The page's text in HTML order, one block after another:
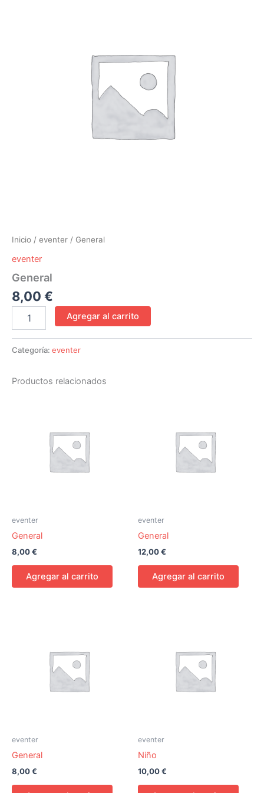
Inicio / eventer / General
eventer
General
8,00 €
Agregar al carrito
Categoría: eventer
Productos relacionados
eventer
General
8,00€
Agregar al carrito
eventer
General
12,00€
Agregar al carrito
eventer
General
8,00€
eventer
Niño
10,00€